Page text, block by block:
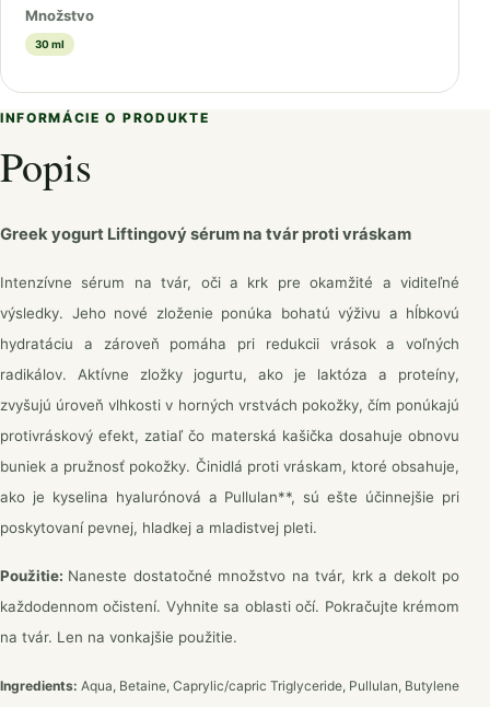
Množstvo
30 ml
INFORMÁCIE O PRODUKTE
Popis
Greek yogurt Liftingový sérum na tvár proti vráskam
Intenzívne sérum na tvár, oči a krk pre okamžité a viditeľné
výsledky. Jeho nové zloženie ponúka bohatú výživu a hĺbkovú
hydratáciu a zároveň pomáha pri redukcii vrások a voľných
radikálov. Aktívne zložky jogurtu, ako je laktóza a proteíny,
zvyšujú úroveň vlhkosti v horných vrstvách pokožky, čím ponúkajú
protivráskový efekt, zatiaľ čo materská kašička dosahuje obnovu
buniek a pružnosť pokožky. Činidlá proti vráskam, ktoré obsahuje,
ako je kyselina hyalurónová a Pullulan**, sú ešte účinnejšie pri
poskytovaní pevnej, hladkej a mladistvej pleti.
Použitie: Naneste dostatočné množstvo na tvár, krk a dekolt po
každodennom očistení. Vyhnite sa oblasti očí. Pokračujte krémom
na tvár. Len na vonkajšie použitie.
Ingredients: Aqua, Betaine, Caprylic/capric Triglyceride, Pullulan, Butylene